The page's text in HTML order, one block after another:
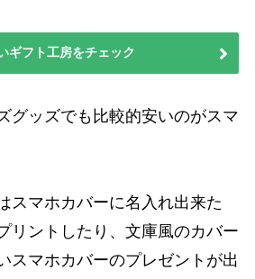
ギフト工房をチェック
グッズでも比較的安いのがスマ
スマホカバーに名入れ出来た
リントしたり、文庫風のカバー
スマホカバーのプレゼントが出